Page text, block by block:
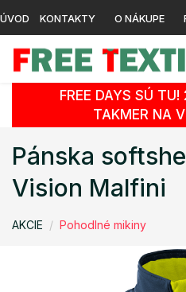
ÚVOD KONTAKTY O NÁKUPE
FREE DAYS SÚ
TAKMER NA
Pánska
Vision Malfini
AKCIE Pohodlné mikiny